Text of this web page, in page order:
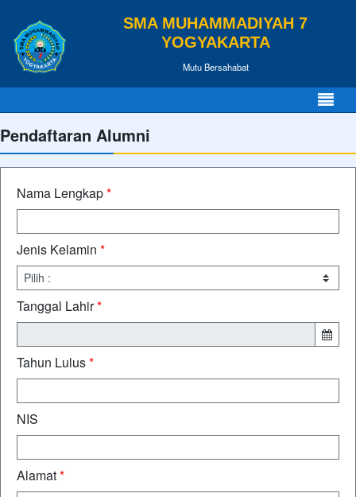
SMA MUHAMMADIYAH 7
YOGYAKARTA
Mutu Bersahabat
Pendaftaran Alumni
Nama Lengkap*
Jenis Kelamin *
Tanggal Lahir*
Tahun Lulus*
NIS
Alamat*